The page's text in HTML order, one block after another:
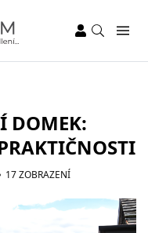
DOMEK:
17 ZOBRAZENÍ